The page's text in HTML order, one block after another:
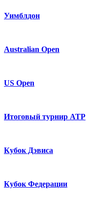
Уимблдон
Australian Open
US Open
Итоговый турнир ATP
Кубок Дэвиса
Кубок Федерации